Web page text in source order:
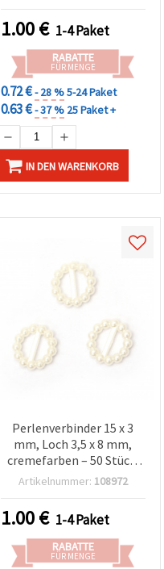
1.00€ 1-4 Paket
RABATTE
FÜR MENGE
0.72 €- 28 %5-24 Paket
0.63 €- 37 % 25 Paket +
IN DEN WARENKORB
Perlenverbinder 15 x 3
mm, Loch 3,5 x 8 mm,
cremefarben – 50 Stück,
für DIY Basteln &
Artikelnummer: 108972
1.00€ 1-4 Paket
RABATTE
FÜR MENGE